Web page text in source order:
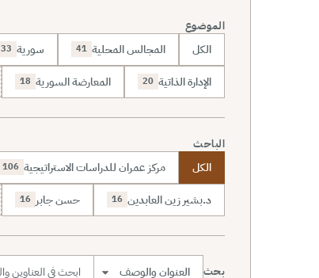
الموضوع
الكل المجالس المحلية 41 سورية 33
الإدارة الذاتية 20 المعارضة السورية 18
الباحث
الكل مركز عمران للدراسات الاستراتيجية 106
د.بشير زين العابدين 16 حسن جابر 16
بحث